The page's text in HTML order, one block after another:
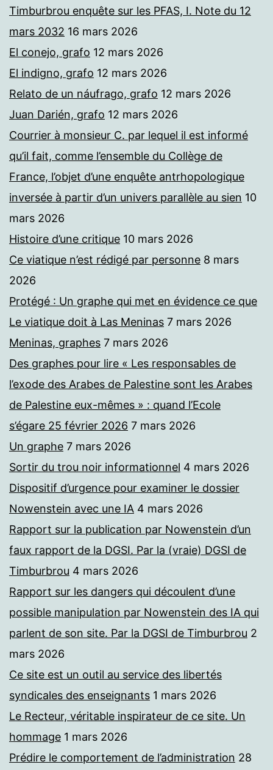
Timburbrou enquête sur les PFAS, I. Note du 12
mars 2032 16 mars 2026
El conejo, grafo 12 mars 2026
El indigno, grafo 12 mars 2026
Relato de un náufrago, grafo 12 mars 2026
Juan Darién, grafo 12 mars 2026
Courrier à monsieur C. par lequel il est informé
qu’il fait, comme l’ensemble du Collège de
France, l’objet d’une enquête antrhopologique
inversée à partir d’un univers parallèle au sien 10
mars 2026
Histoire d’une critique 10 mars 2026
Ce viatique n’est rédigé par personne 8 mars
2026
Protégé : Un graphe qui met en évidence ce que
Le viatique doit à Las Meninas 7 mars 2026
Meninas, graphes 7 mars 2026
Des graphes pour lire « Les responsables de
l’exode des Arabes de Palestine sont les Arabes
de Palestine eux-mêmes » : quand l’Ecole
s’égare 25 février 2026 7 mars 2026
Un graphe 7 mars 2026
Sortir du trou noir informationnel 4 mars 2026
Dispositif d’urgence pour examiner le dossier
Nowenstein avec une IA 4 mars 2026
Rapport sur la publication par Nowenstein d’un
faux rapport de la DGSI. Par la (vraie) DGSI de
Timburbrou 4 mars 2026
Rapport sur les dangers qui découlent d’une
possible manipulation par Nowenstein des IA qui
parlent de son site. Par la DGSI de Timburbrou 2
mars 2026
Ce site est un outil au service des libertés
syndicales des enseignants 1 mars 2026
Le Recteur, véritable inspirateur de ce site. Un
hommage 1 mars 2026
Prédire le comportement de l’administration 28